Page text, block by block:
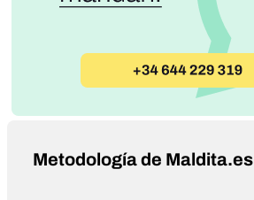
Metodología de Maldita.es